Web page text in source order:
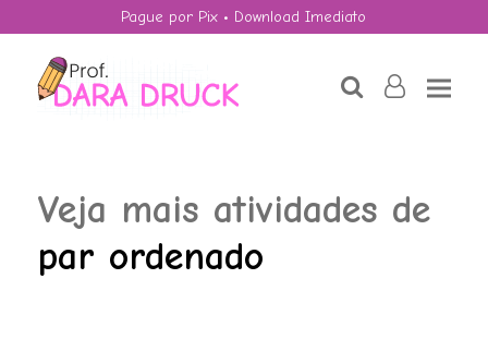
Pague por Pix • Download Imediato
searchuser-
Veja mais atividades de
par ordenado